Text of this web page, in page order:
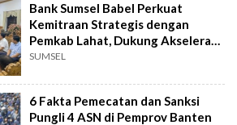
Bank Sumsel Babel Perkuat
Kemitraan Strategis dengan
Pemkab Lahat, Dukung Akselerasi
Ekonomi Daerah
SUMSEL
6 Fakta Pemecatan dan Sanksi
Pungli 4 ASN di Pemprov Banten